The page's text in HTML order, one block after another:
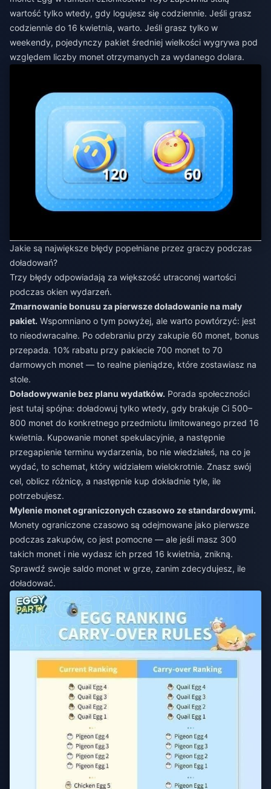
wartość tylko wtedy, gdy logujesz się codziennie. Jeśli grasz
codziennie do 16 kwietnia, warto. Jeśli grasz tylko w
weekendy, pojedynczy pakiet średniej wielkości wygrywa pod
względem liczby monet otrzymanych za wydanego dolara.
Jakie są największe błędy popełniane przez graczy podczas
doładowań?
Trzy błędy odpowiadają za większość utraconej wartości
podczas okien wydarzeń.
Zmarnowanie bonusu za pierwsze doładowanie na mały
pakiet. Wspomniano o tym powyżej, ale warto powtórzyć: jest
to nieodwracalne. Po odebraniu przy zakupie 60 monet, bonus
przepada. 10% rabatu przy pakiecie 700 monet to 70
darmowych monet — to realne pieniądze, które zostawiasz na
stole.
Doładowywanie bez planu wydatków. Porada społeczności
jest tutaj spójna: doładowuj tylko wtedy, gdy brakuje Ci 500–
800 monet do konkretnego przedmiotu limitowanego przed 16
kwietnia. Kupowanie monet spekulacyjnie, a następnie
przegapienie terminu wydarzenia, bo nie wiedziałeś, na co je
wydać, to schemat, który widziałem wielokrotnie. Znasz swój
cel, oblicz różnicę, a następnie kup dokładnie tyle, ile
potrzebujesz.
Mylenie monet ograniczonych czasowo ze standardowymi.
Monety ograniczone czasowo są odejmowane jako pierwsze
podczas zakupów, co jest pomocne — ale jeśli masz 300
takich monet i nie wydasz ich przed 16 kwietnia, znikną.
Sprawdź swoje saldo monet w grze, zanim zdecydujesz, ile
doładować.